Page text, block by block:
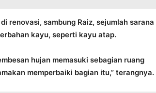
renovasi, sambung Raiz, sejumlah sarana
kayu, seperti kayu atap.
hujan memasuki sebagian ruang
memperbaiki bagian itu,” terangnya.